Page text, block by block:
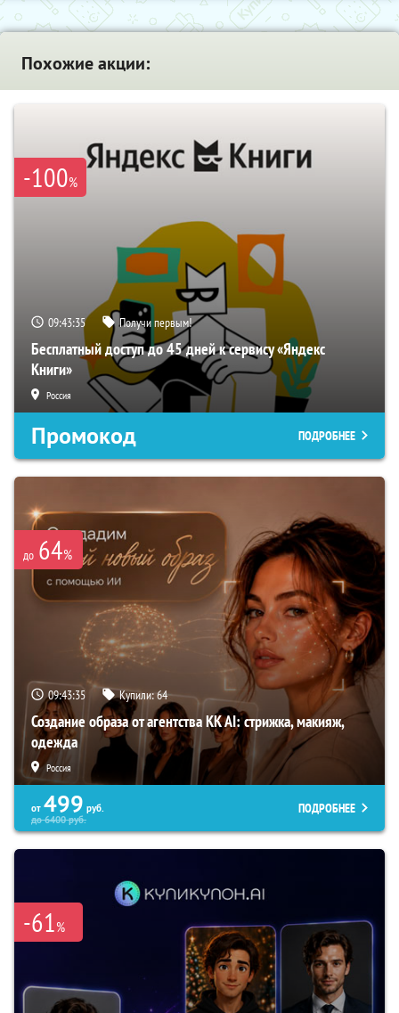
Похожие акции:
-100%
09:43:34 Получи первым!
Бесплатный доступ до 45 дней к сервису «Яндекс
Книги»
Россия
Промокод ПОДРОБНЕЕ
до 64%
09:43:34 Купили:64
Создание образа от агентства KK AI: стрижка, макияж,
одежда
Россия
от 499 руб.
до6400руб.
ПОДРОБНЕЕ
-61%